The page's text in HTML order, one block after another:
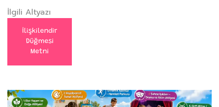
İlgili Altyazı
İlişkilendir
Düğmesi
Metni